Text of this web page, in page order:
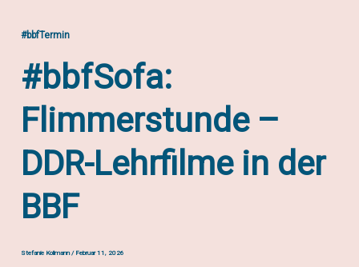
with
(Meta-)Data
–
Das
BBF-
Datenuniversum
#bbfTermin
#bbfSofa:
Flimmerstunde –
DDR-Lehrfilme in der
BBF
Stefanie Kollmann/ Februar 11, 2026